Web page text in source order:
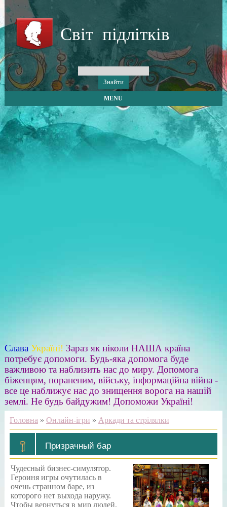
Світ підлітків
MENU
Слава Україні! Зараз як ніколи НАША країна
потребує допомоги. Будь-яка допомога буде
важливою та наблизить нас до миру. Допомога
біженцям, пораненим, війську, інформаційна війна -
все це наближує нас до знищення ворога на нашій
землі. Не будь байдужим! Допоможи Україні!
Головна » Онлайн-ігри » Аркади та стрілялки
Призрачный бар
Чудесный бизнес-симулятор.
Героиня игры очутилась в
очень странном баре, из
которого нет выхода наружу.
Чтобы вернуться в мир людей,